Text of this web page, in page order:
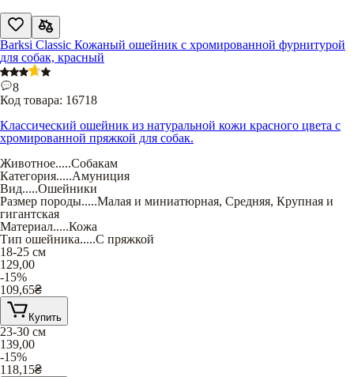
Barksi Classic Кожаный ошейник с хромированной фурнитурой
для собак, красный
8
Код товара: 16718
Классический ошейник из натуральной кожи красного цвета с
хромированной пряжкой для собак.
Животное.....Собакам
Категория.....Амуниция
Вид.....Ошейники
Размер породы.....Малая и миниатюрная, Средняя, Крупная и
гигантская
Материал.....Кожа
Тип ошейника.....С пряжкой
18-25 см
129,00
-15%
109,65₴
Купить
23-30 см
139,00
-15%
118,15₴